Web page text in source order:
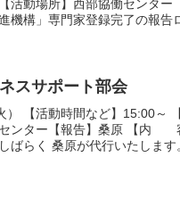
活動場所】西部協働セン
機構」専門家登録完了の報告
スサポート部会
） 【活動時間など】15:00～
センター【報告】桑原 【内
ばらく 桑原が代行いたします